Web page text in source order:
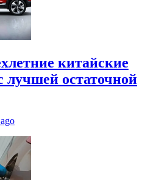
китайские
лучшей остаточной